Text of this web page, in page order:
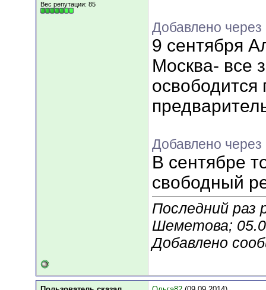
Вес репутации: 85
Добавлено
9 сентября
Москва- все
освободится
Добавлено
В сентябре
свободный
Последний раз
Шеметова;
Добавлено